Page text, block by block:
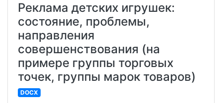
Реклама детских игрушек:
состояние, проблемы,
направления
совершенствования (на
примере группы торговых
точек, группы марок товаров)
DOCX